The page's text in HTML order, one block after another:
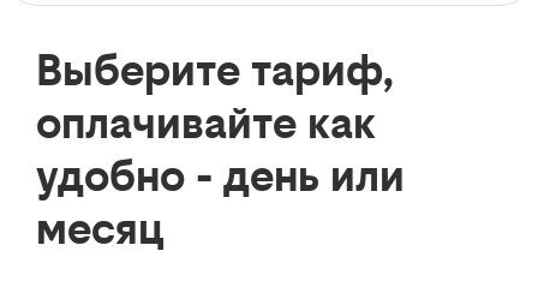
Выберите тариф,
оплачивайте как
удобно - день или
месяц